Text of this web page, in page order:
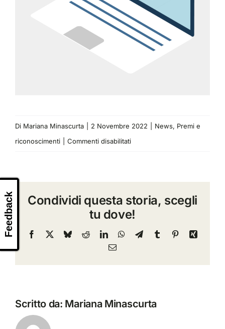
Di Mariana Minascurta 2 Novembre 2022 News, Premi e
riconoscimenti
Commenti disabilitatisu
Certificazione
CSA
STAR
Condividi questa storia, scegli
tu dove!
Facebook BlueskyRedditLinkedInWhatsApp
TelegramTumblr PinterestXing
Email
Scritto da: Mariana Minascurta
Feedback